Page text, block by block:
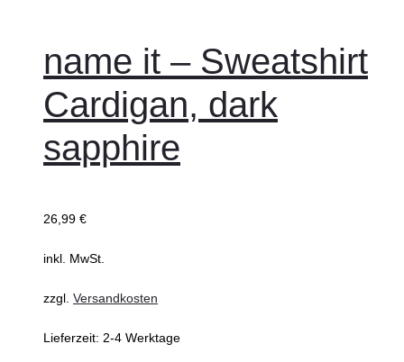
name it – Sweatshirt
Cardigan, dark
sapphire
26,99 €
inkl. MwSt.
zzgl. Versandkosten
Lieferzeit: 2-4 Werktage